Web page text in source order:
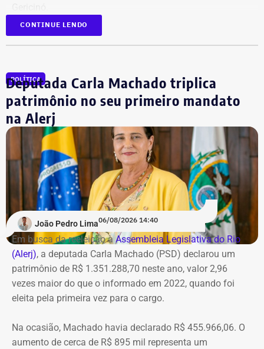
Além dela, outros 12 réus foram alvo de mandados de
Teixeira, da 3ª Vara Especializada em Organização
Criminosa do Tribunal de Justiça do Rio.
*Com informações do g1
CONTINUE LENDO
POLÍTICA
Deputada Carla Machado triplica
patrimônio no seu primeiro mandato
na Alerj
João Pedro Lima06/08/2026 14:40
Em busca da reeleição à Assembleia Legislativa do Rio
(Alerj), a deputada Carla Machado (PSD) declarou um
patrimônio de R$ 1.351.288,70 neste ano, valor 2,96
vezes maior do que o informado em 2022, quando foi
eleita pela primeira vez para o cargo.
Na ocasião, Machado havia declarado R$ 455.966,06. O
aumento de cerca de R$ 895 mil representa um